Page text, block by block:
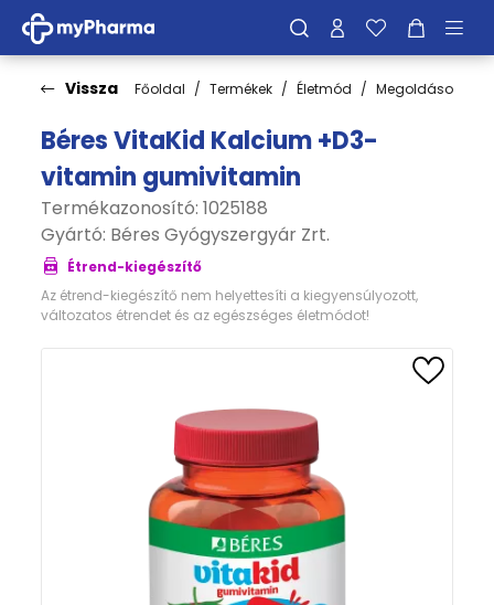
Vissza Főoldal Termékek Életmód Megoldások
Béres VitaKid Kalcium +D3-
vitamin gumivitamin
Termékazonosító: 1025188
Gyártó: Béres Gyógyszergyár Zrt.
Étrend-kiegészítő
Az étrend-kiegészítő nem helyettesíti a kiegyensúlyozott,
változatos étrendet és az egészséges életmódot!